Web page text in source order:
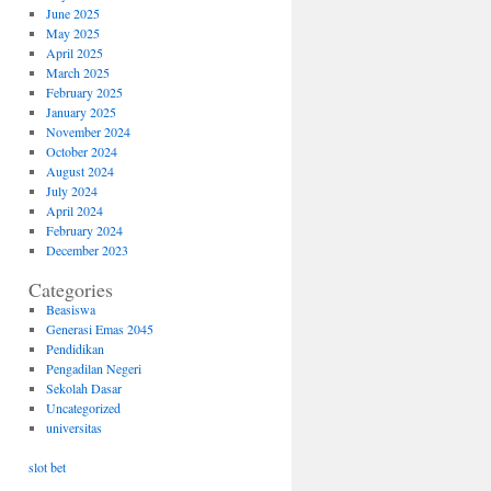
June 2025
May 2025
April 2025
March 2025
February 2025
January 2025
November 2024
October 2024
August 2024
July 2024
April 2024
February 2024
December 2023
Categories
Beasiswa
Generasi Emas 2045
Pendidikan
Pengadilan Negeri
Sekolah Dasar
Uncategorized
universitas
slot bet